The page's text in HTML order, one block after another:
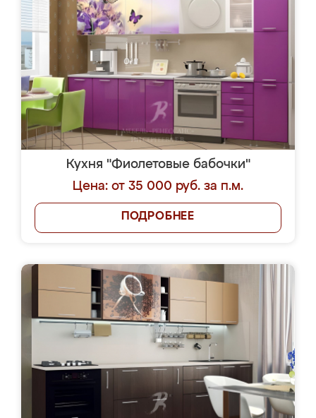
Кухня "Фиолетовые бабочки"
Цена: от 35 000 руб. за п.м.
ПОДРОБНЕЕ